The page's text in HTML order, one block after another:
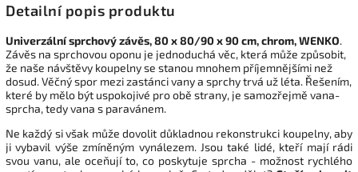
Detailní popis produktu
Univerzální sprchový závěs, 80 x 80/90 x 90 cm, chrom, WENKO.
Závěs na sprchovou oponu je jednoduchá věc, která může způsobit,
že naše návštěvy koupelny se stanou mnohem příjemnějšími než
dosud. Věčný spor mezi zastánci vany a sprchy trvá už léta. Řešením,
které by mělo být uspokojivé pro obě strany, je samozřejmě vana-
sprcha, tedy vana s paravánem.
Ne každý si však může dovolit důkladnou rekonstrukci koupelny, aby
ji vybavil výše zmíněným vynálezem. Jsou také lidé, kteří mají rádi
svou vanu, ale oceňují to, co poskytuje sprcha - možnost rychlého